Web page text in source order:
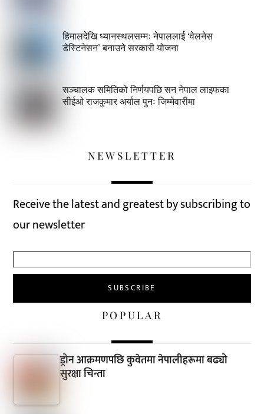
हिमालदेखि ध्यानस्थलसम्मः नेपाललाई ‘वेलनेस
डेस्टिनेसन’ बनाउने सरकारी योजना
सञ्चालक समितिको निर्णयपछि सन नेपाल लाइफका
सीईओ राजकुमार अर्याल पुनः जिम्मेवारीमा
NEWSLETTER
Receive the latest and greatest by subscribing to
our newsletter
POPULAR
ड्रोन आक्रमणपछि कुवेतमा नेपालीहरूमा बढ्यो
सुरक्षा चिन्ता